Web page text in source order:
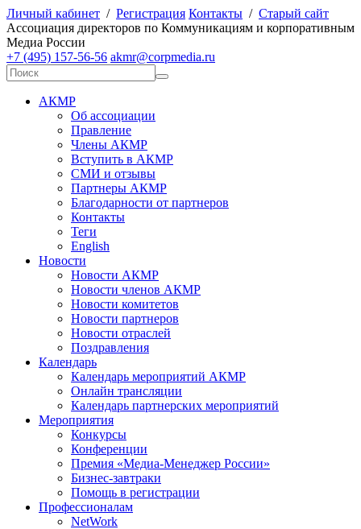
Личный кабинет / Регистрация Контакты / Старый сайт
Ассоциация директоров по Коммуникациям и корпоративным
Медиа России
+7 (495) 157-56-56 akmr@corpmedia.ru
АКМР
Об ассоциации
Правление
Члены АКМР
Вступить в АКМР
СМИ и отзывы
Партнеры АКМР
Благодарности от партнеров
Контакты
Теги
English
Новости
Новости АКМР
Новости членов АКМР
Новости комитетов
Новости партнеров
Новости отраслей
Поздравления
Календарь
Календарь мероприятий АКМР
Онлайн трансляции
Календарь партнерских мероприятий
Мероприятия
Конкурсы
Конференции
Премия «Медиа-Менеджер России»
Бизнес-завтраки
Помощь в регистрации
Профессионалам
NetWork